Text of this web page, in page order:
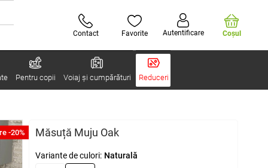
Contact Favorite Autentificare Coşul
Pentru copii Voiaj și cumpărături Reduceri
-20% Măsuță Muju Oak
Variante de culori: Naturală